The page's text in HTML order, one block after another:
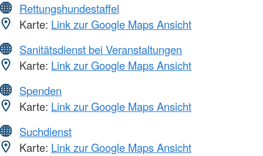
Rettungshundestaffel
Karte: Link zur Google Maps Ansicht
Sanitätsdienst bei Veranstaltungen
Karte: Link zur Google Maps Ansicht
Spenden
Karte: Link zur Google Maps Ansicht
Suchdienst
Karte: Link zur Google Maps Ansicht